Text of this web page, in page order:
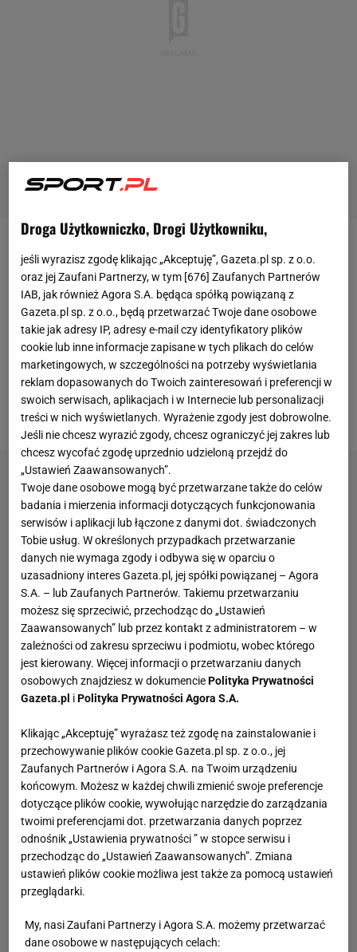
Karol Nawrocki wygrał niedawno z Rafałem
Trzaskowskim wyścig prezydencki. Prezydent elekt
w czasie kampanii wyborczej poinformował, że
uprawia sport, w tym boks. W sieci pojawiły się
nagrania z treningów 42-latka, a ponadto w 2020
roku miał zawalczyć z Mariuszem Wachem na
charytatywnej gali, ale ta została odwołana z
powodu obostrzeń covidowych.
Droga Użytkowniczko, Drogi Użytkowniku,
jeśli wyrazisz zgodę klikając „Akceptuję”, Gazeta.pl sp. z o.o.
oraz jej Zaufani Partnerzy, w tym [676] Zaufanych Partnerów
IAB, jak również Agora S.A. będąca spółką powiązaną z
Gazeta.pl sp. z o.o., będą przetwarzać Twoje dane osobowe
takie jak adresy IP, adresy e-mail czy identyfikatory plików
cookie lub inne informacje zapisane w tych plikach do celów
marketingowych, w szczególności na potrzeby wyświetlania
reklam dopasowanych do Twoich zainteresowań i preferencji w
swoich serwisach, aplikacjach i w Internecie lub personalizacji
treści w nich wyświetlanych. Wyrażenie zgody jest dobrowolne.
Jeśli nie chcesz wyrazić zgody, chcesz ograniczyć jej zakres lub
chcesz wycofać zgodę uprzednio udzieloną przejdź do
„Ustawień Zaawansowanych”.
Twoje dane osobowe mogą być przetwarzane także do celów
badania i mierzenia informacji dotyczących funkcjonowania
serwisów i aplikacji lub łączone z danymi dot. świadczonych
Tobie usług. W określonych przypadkach przetwarzanie
danych nie wymaga zgody i odbywa się w oparciu o
uzasadniony interes Gazeta.pl, jej spółki powiązanej – Agora
S.A. – lub Zaufanych Partnerów. Takiemu przetwarzaniu
możesz się sprzeciwić, przechodząc do „Ustawień
Zaawansowanych” lub przez kontakt z administratorem – w
zależności od zakresu sprzeciwu i podmiotu, wobec którego
jest kierowany. Więcej informacji o przetwarzaniu danych
osobowych znajdziesz w dokumenciePolityka Prywatności
Gazeta.pl iPolityka Prywatności Agora S.A.
Klikając „Akceptuję” wyrażasz też zgodę na zainstalowanie i
przechowywanie plików cookie Gazeta.pl sp. z o.o., jej
Zaufanych Partnerów i Agora S.A. na Twoim urządzeniu
końcowym. Możesz w każdej chwili zmienić swoje preferencje
dotyczące plików cookie, wywołując narzędzie do zarządzania
twoimi preferencjami dot. przetwarzania danych poprzez
odnośnik „Ustawienia prywatności ” w stopce serwisu i
przechodząc do „Ustawień Zaawansowanych”. Zmiana
ustawień plików cookie możliwa jest także za pomocą ustawień
przeglądarki.
My, nasi Zaufani Partnerzy i Agora S.A. możemy przetwarzać
dane osobowe w następujących celach: